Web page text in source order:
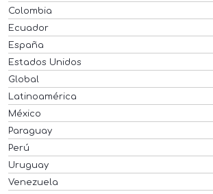
Colombia
Ecuador
España
Estados Unidos
Global
Latinoamérica
México
Paraguay
Perú
Uruguay
Venezuela